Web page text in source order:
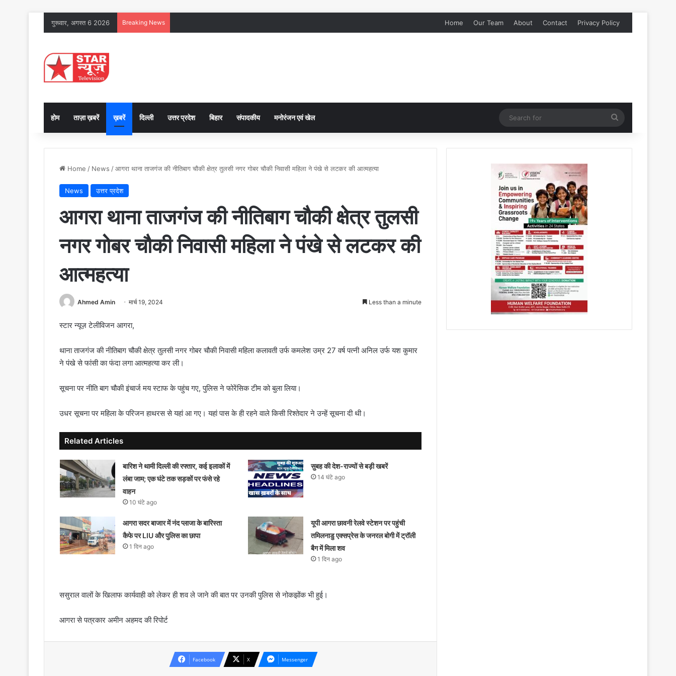
गुरूवार, अगस्त 6 2026 Breaking News Home Our Team About Contact Privacy Policy
होम ताज़ा ख़बरें ख़बरें दिल्ली उत्तर प्रदेश बिहार संपादकीय मनोरंजन एवं खेल
for
Home / News /आगरा थाना ताजगंज की नीतिबाग चौकी क्षेत्र तुलसी नगर गोबर चौकी निवासी महिला ने पंखे से लटकर की आत्महत्या
News उत्तर प्रदेश
आगरा थाना ताजगंज की नीतिबाग चौकी क्षेत्र तुलसी
नगर गोबर चौकी निवासी महिला ने पंखे से लटकर की
आत्महत्या
Ahmed Amin मार्च 19, 2024 Less than a minute
स्टार न्यूज़ टेलीविजन आगरा,
थाना ताजगंज की नीतिबाग चौकी क्षेत्र तुलसी नगर गोबर चौकी निवासी महिला कलावती उर्फ कमलेश उम्र 27 वर्ष पत्नी अनिल उर्फ यश कुमार
ने पंखे से फांसी का फंदा लगा आत्महत्या कर ली।
सूचना पर नीति बाग चौकी इंचार्ज मय स्टाफ के पहुंच गए, पुलिस ने फोरेंसिक टीम को बुला लिया।
उधर सूचना पर महिला के परिजन हाथरस से यहां आ गए। यहां पास के ही रहने वाले किसी रिश्तेदार ने उन्हें सूचना दी थी।
Related Articles
बारिश ने थामी दिल्ली की रफ्तार, कई इलाकों में
लंबा जाम; एक घंटे तक सड़कों पर फंसे रहे
वाहन
10 घंटे ago
सुबह की देश-राज्यों से बड़ी खबरें
14 घंटे ago
आगरा सदर बाजार में नंद प्लाजा के बारिस्ता
कैफे पर LIU और पुलिस का छापा
1 दिन ago
यूपी आगरा छावनी रेलवे स्टेशन पर पहुंची
तमिलनाडु एक्सप्रेस के जनरल बोगी में ट्रॉली
बैग में मिला शव
1 दिन ago
ससुराल वालों के खिलाफ कार्यवाही को लेकर ही शव ले जाने की बात पर उनकी पुलिस से नोकझोंक भी हुई।
आगरा से पत्रकार अमीन अहमद की रिपोर्ट
Facebook X Messenger